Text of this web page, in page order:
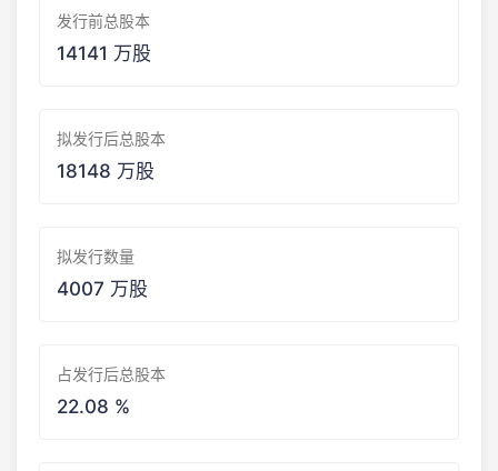
发行前总股本
14141 万股
拟发行后总股本
18148 万股
拟发行数量
4007 万股
占发行后总股本
22.08 %